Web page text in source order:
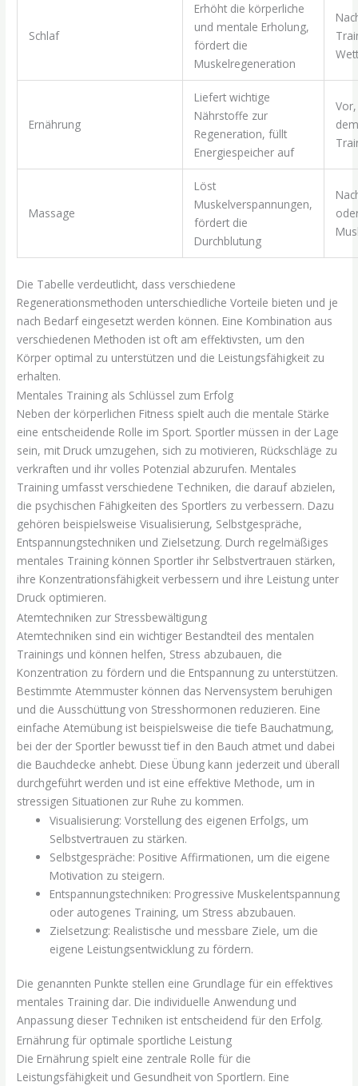
Schlaf
Erhöht die körperliche
und mentale Erholung,
fördert die
Muskelregeneration
Ernährung
Liefert wichtige
Nährstoffe zur
Regeneration, füllt
Energiespeicher auf
dem
Massage
Löst
Muskelverspannungen,
fördert die
Durchblutung
Die Tabelle verdeutlicht, dass verschiedene
Regenerationsmethoden unterschiedliche Vorteile bieten und je
nach Bedarf eingesetzt werden können. Eine Kombination aus
verschiedenen Methoden ist oft am effektivsten, um den
Körper optimal zu unterstützen und die Leistungsfähigkeit zu
erhalten.
Mentales Training als Schlüssel zum Erfolg
Neben der körperlichen Fitness spielt auch die mentale Stärke
eine entscheidende Rolle im Sport. Sportler müssen in der Lage
sein, mit Druck umzugehen, sich zu motivieren, Rückschläge zu
verkraften und ihr volles Potenzial abzurufen. Mentales
Training umfasst verschiedene Techniken, die darauf abzielen,
die psychischen Fähigkeiten des Sportlers zu verbessern. Dazu
gehören beispielsweise Visualisierung, Selbstgespräche,
Entspannungstechniken und Zielsetzung. Durch regelmäßiges
mentales Training können Sportler ihr Selbstvertrauen stärken,
ihre Konzentrationsfähigkeit verbessern und ihre Leistung unter
Druck optimieren.
Atemtechniken zur Stressbewältigung
Atemtechniken sind ein wichtiger Bestandteil des mentalen
Trainings und können helfen, Stress abzubauen, die
Konzentration zu fördern und die Entspannung zu unterstützen.
Bestimmte Atemmuster können das Nervensystem beruhigen
und die Ausschüttung von Stresshormonen reduzieren. Eine
einfache Atemübung ist beispielsweise die tiefe Bauchatmung,
bei der der Sportler bewusst tief in den Bauch atmet und dabei
die Bauchdecke anhebt. Diese Übung kann jederzeit und überall
durchgeführt werden und ist eine effektive Methode, um in
stressigen Situationen zur Ruhe zu kommen.
Visualisierung: Vorstellung des eigenen Erfolgs, um
Selbstvertrauen zu stärken.
Selbstgespräche: Positive Affirmationen, um die eigene
Motivation zu steigern.
Entspannungstechniken: Progressive Muskelentspannung
oder autogenes Training, um Stress abzubauen.
Zielsetzung: Realistische und messbare Ziele, um die
eigene Leistungsentwicklung zu fördern.
Die genannten Punkte stellen eine Grundlage für ein effektives
mentales Training dar. Die individuelle Anwendung und
Anpassung dieser Techniken ist entscheidend für den Erfolg.
Ernährung für optimale sportliche Leistung
Die Ernährung spielt eine zentrale Rolle für die
Leistungsfähigkeit und Gesundheit von Sportlern. Eine